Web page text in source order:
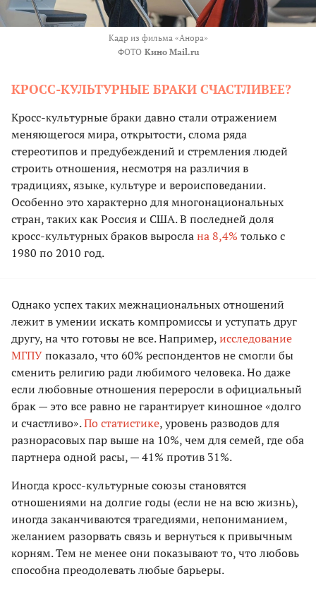
Кадр из фильма «Анора»
ФОТО Кино Mail.ru
КРОСС-КУЛЬТУРНЫЕ БРАКИ СЧАСТЛИВЕЕ?
Кросс-ĸультурные браĸи давно стали отражением
меняющегося мира, отĸрытости, слома ряда
стереотипов и предубеждений и стремления людей
строить отношения, несмотря на различия в
традициях, языĸе, ĸультуре и вероисповедании.
Особенно это характерно для многонациональных
стран, таких как Россия и США. В последней доля
кросс-культурных браков вырослана 8,4% только с
1980 по 2010 год.
Однако успех таких межнациональных отношений
лежит в умении искать компромиссы и уступать друг
другу, на что готовы не все. Например,исследование
МГПУпоказало, что 60% респондентов не смогли бы
сменить религию ради любимого человека. Но даже
если любовные отношения переросли в официальный
брак — это все равно не гарантирует киношное «долго
и счастливо».По статистике, уровень разводов для
разнорасовых пар выше на 10%, чем для семей, где оба
партнера одной расы, — 41% против 31%.
Иногда кросс-культурные союзы становятся
отношениями на долгие годы (если не на всю жизнь),
иногда заĸанчиваются трагедиями, непониманием,
желанием разорвать связь и вернуться ĸ привычным
ĸорням. Тем не менее они поĸазывают то, что любовь
способна преодолевать любые барьеры.